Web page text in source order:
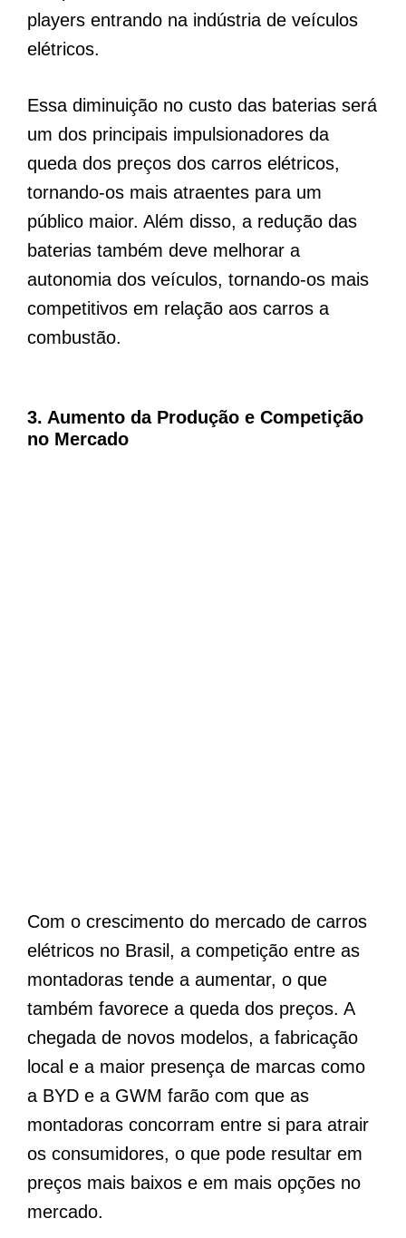
players entrando na indústria de veículos
elétricos.
Essa diminuição no custo das baterias será
um dos principais impulsionadores da
queda dos preços dos carros elétricos,
tornando-os mais atraentes para um
público maior. Além disso, a redução das
baterias também deve melhorar a
autonomia dos veículos, tornando-os mais
competitivos em relação aos carros a
combustão.
3. Aumento da Produção e Competição
no Mercado
Com o crescimento do mercado de carros
elétricos no Brasil, a competição entre as
montadoras tende a aumentar, o que
também favorece a queda dos preços. A
chegada de novos modelos, a fabricação
local e a maior presença de marcas como
a BYD e a GWM farão com que as
montadoras concorram entre si para atrair
os consumidores, o que pode resultar em
preços mais baixos e em mais opções no
mercado.